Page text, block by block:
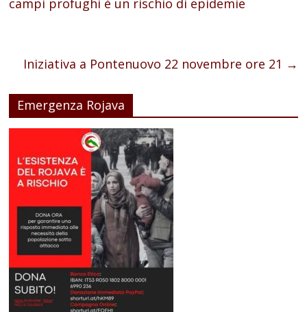
Iniziativa a Pontenuovo 22 novembre ore 21 →
Emergenza Rojava